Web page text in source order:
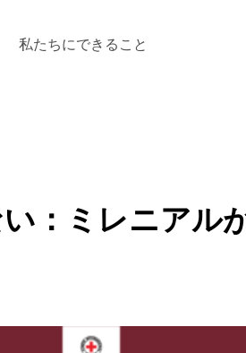
私たちにできること
：ミレニアル